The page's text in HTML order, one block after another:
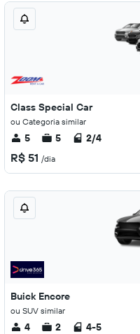
Class Special Car
ou Categoria similar
5 5 2/4
R$ 51 /dia
Buick Encore
ou SUV similar
4 2 4-5